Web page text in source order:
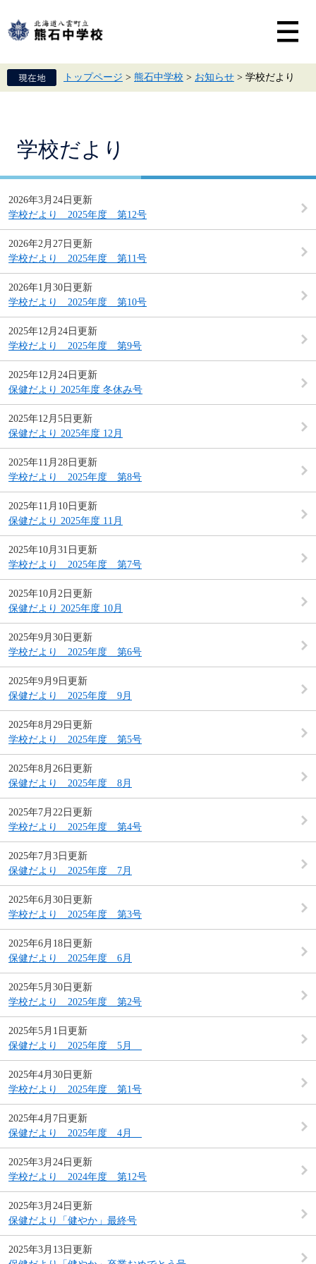
ジ
頭
で
す。
ュ
飛
ば
し
トップページ > 熊石中学校 > お知らせ > 学校だより
学校だより
2026年3月24日更新
学校だより 2025年度 第12号
2026年2月27日更新
学校だより 2025年度 第11号
2026年1月30日更新
学校だより 2025年度 第10号
2025年12月24日更新
学校だより 2025年度 第9号
2025年12月24日更新
保健だより 2025年度 冬休み号
2025年12月5日更新
保健だより 2025年度 12月
2025年11月28日更新
学校だより 2025年度 第8号
2025年11月10日更新
保健だより 2025年度 11月
2025年10月31日更新
学校だより 2025年度 第7号
2025年10月2日更新
保健だより 2025年度 10月
2025年9月30日更新
学校だより 2025年度 第6号
2025年9月9日更新
保健だより 2025年度 9月
2025年8月29日更新
学校だより 2025年度 第5号
2025年8月26日更新
保健だより 2025年度 8月
2025年7月22日更新
学校だより 2025年度 第4号
2025年7月3日更新
保健だより 2025年度 7月
2025年6月30日更新
学校だより 2025年度 第3号
2025年6月18日更新
保健だより 2025年度 6月
2025年5月30日更新
学校だより 2025年度 第2号
2025年5月1日更新
保健だより 2025年度 5月
2025年4月30日更新
学校だより 2025年度 第1号
2025年4月7日更新
保健だより 2025年度 4月
2025年3月24日更新
学校だより 2024年度 第12号
2025年3月24日更新
保健だより「健やか」最終号
2025年3月13日更新